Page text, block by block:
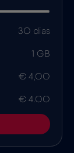
30 dias
1 GB
€ 4,00
€ 4.00